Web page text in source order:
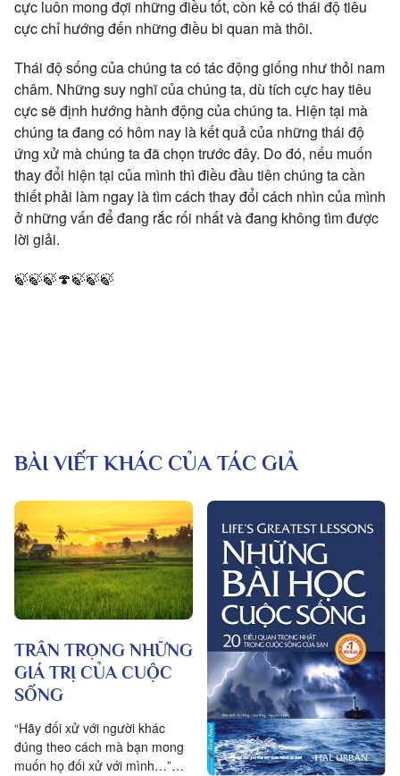
cực luôn mong đợi những điều tốt, còn kẻ có thái độ tiêu
cực chỉ hướng đến những điều bi quan mà thôi.
Thái độ sống của chúng ta có tác động giống như thỏi nam
châm. Những suy nghĩ của chúng ta, dù tích cực hay tiêu
cực sẽ định hướng hành động của chúng ta. Hiện tại mà
chúng ta đang có hôm nay là kết quả của những thái độ
ứng xử mà chúng ta đã chọn trước đây. Do đó, nếu muốn
thay đổi hiện tại của mình thì điều đầu tiên chúng ta cần
thiết phải làm ngay là tìm cách thay đổi cách nhìn của mình
ở những vấn để đang rắc rối nhất và đang không tìm được
lời giải.
🍃🍃🍃🍄🍃🍃🍃
BÀI VIẾT KHÁC CỦA TÁC GIẢ
TRÂN TRỌNG NHỮNG
GIÁ TRỊ CỦA CUỘC
SỐNG
“Hãy đối xử với người khác
đúng theo cách mà bạn mong
muốn họ đối xử với mình…”